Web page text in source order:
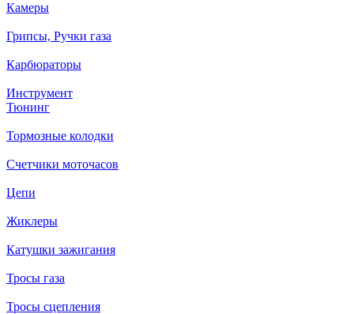
Камеры
Грипсы, Ручки газа
Карбюраторы
Инструмент
Тюнинг
Тормозные колодки
Счетчики моточасов
Цепи
Жиклеры
Катушки зажигания
Тросы газа
Тросы сцепления